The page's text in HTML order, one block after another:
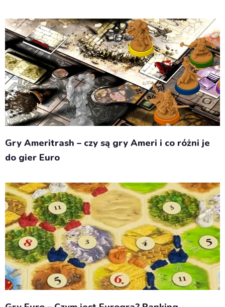
Gry Ameritrash – czy są gry Ameri i co różni je
do gier Euro